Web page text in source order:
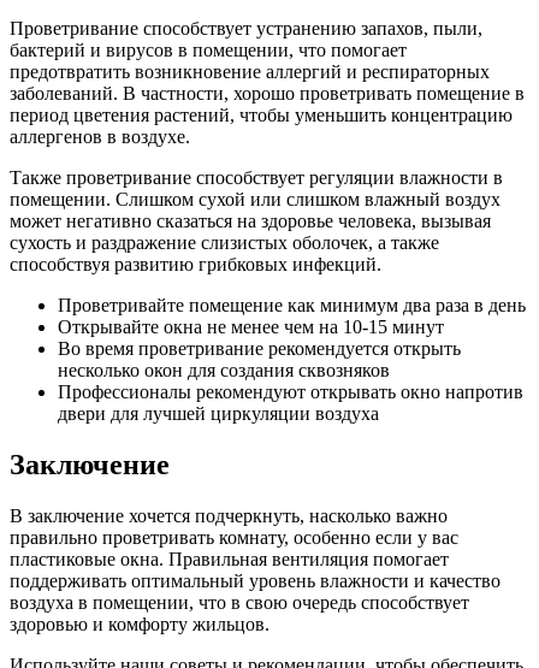
Проветривание способствует устранению запахов, пыли,
бактерий и вирусов в помещении, что помогает
предотвратить возникновение аллергий и респираторных
заболеваний. В частности, хорошо проветривать помещение в
период цветения растений, чтобы уменьшить концентрацию
аллергенов в воздухе.
Также проветривание способствует регуляции влажности в
помещении. Слишком сухой или слишком влажный воздух
может негативно сказаться на здоровье человека, вызывая
сухость и раздражение слизистых оболочек, а также
способствуя развитию грибковых инфекций.
Проветривайте помещение как минимум два раза в день
Открывайте окна не менее чем на 10-15 минут
Во время проветривание рекомендуется открыть
несколько окон для создания сквозняков
Профессионалы рекомендуют открывать окно напротив
двери для лучшей циркуляции воздуха
Заключение
В заключение хочется подчеркнуть, насколько важно
правильно проветривать комнату, особенно если у вас
пластиковые окна. Правильная вентиляция помогает
поддерживать оптимальный уровень влажности и качество
воздуха в помещении, что в свою очередь способствует
здоровью и комфорту жильцов.